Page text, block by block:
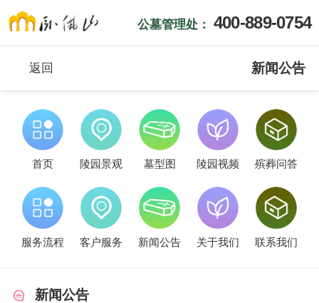
公墓管理处： 400-889-0754
返回 新闻公告
首页 陵园景观 墓型图 陵园视频 殡葬问答
服务流程 客户服务 新闻公告 关于我们 联系我们
新闻公告